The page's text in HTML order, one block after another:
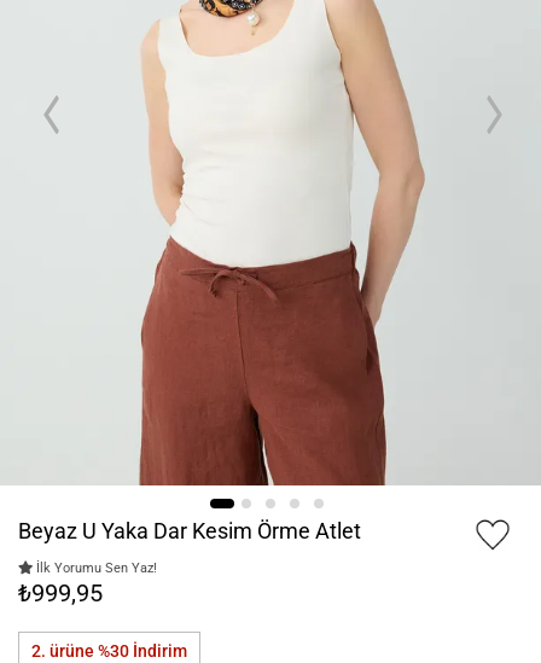
Beyaz U Yaka Dar Kesim Örme Atlet
İlk Yorumu Sen Yaz!
₺999,95
2. ürüne %30 İndirim